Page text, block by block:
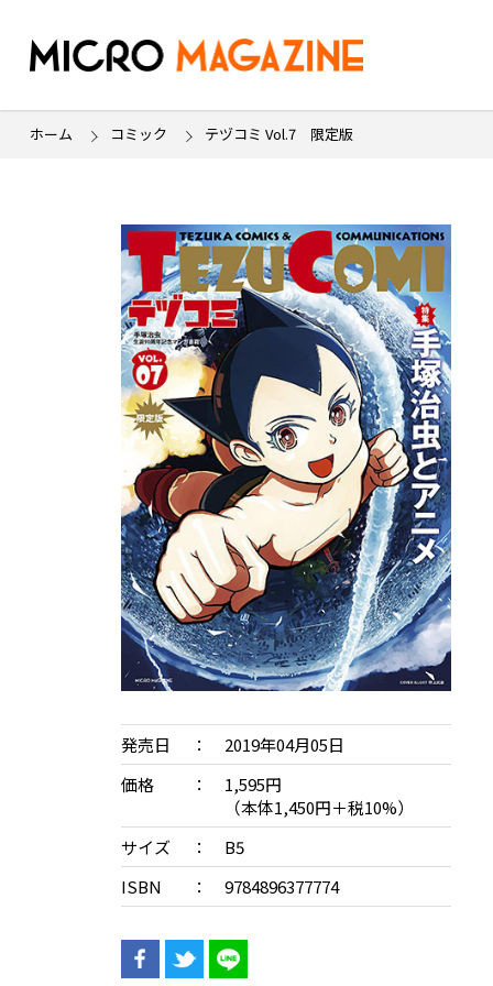
ホーム コミック テヅコミ Vol.7 限定版
発売日
2019年04月05日
価格
1,595円
（本体1,450円＋税10%）
サイズ
B5
ISBN
9784896377774